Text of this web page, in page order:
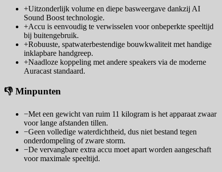
+Uitzonderlijk volume en diepe basweergave dankzij AI
Sound Boost technologie.
+Accu is eenvoudig te verwisselen voor onbeperkte speeltijd
bij buitengebruik.
+Robuuste, spatwaterbestendige bouwkwaliteit met handige
inklapbare handgreep.
+Naadloze koppeling met andere speakers via de moderne
Auracast standaard.
👎 Minpunten
−Met een gewicht van ruim 11 kilogram is het apparaat zwaar
voor lange afstanden tillen.
−Geen volledige waterdichtheid, dus niet bestand tegen
onderdompeling of zware storm.
−De vervangbare extra accu moet apart worden aangeschaft
voor maximale speeltijd.